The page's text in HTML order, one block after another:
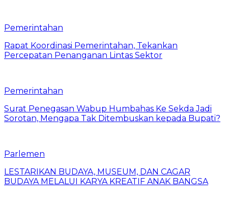
Pemerintahan
Rapat Koordinasi Pemerintahan, Tekankan
Percepatan Penanganan Lintas Sektor
Pemerintahan
Surat Penegasan Wabup Humbahas Ke Sekda Jadi
Sorotan, Mengapa Tak Ditembuskan kepada Bupati?
Parlemen
LESTARIKAN BUDAYA, MUSEUM, DAN CAGAR
BUDAYA MELALUI KARYA KREATIF ANAK BANGSA